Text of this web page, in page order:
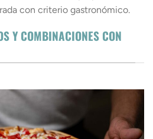
con criterio gastronómico.
Y COMBINACIONES CON